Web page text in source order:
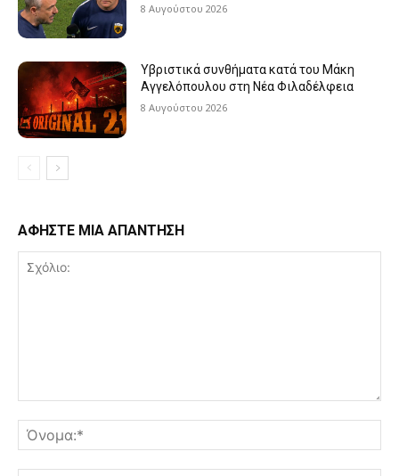
8 Αυγούστου 2026
Υβριστικά συνθήματα κατά του Μάκη
Αγγελόπουλου στη Νέα Φιλαδέλφεια
8 Αυγούστου 2026
ΑΦΗΣΤΕ ΜΙΑ ΑΠΑΝΤΗΣΗ